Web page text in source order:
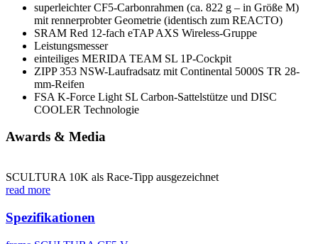
superleichter CF5-Carbonrahmen (ca. 822 g – in Größe M)
mit rennerprobter Geometrie (identisch zum REACTO)
SRAM Red 12-fach eTAP AXS Wireless-Gruppe
Leistungsmesser
einteiliges MERIDA TEAM SL 1P-Cockpit
ZIPP 353 NSW-Laufradsatz mit Continental 5000S TR 28-
mm-Reifen
FSA K-Force Light SL Carbon-Sattelstütze und DISC
COOLER Technologie
Awards & Media
SCULTURA 10K als Race-Tipp ausgezeichnet
read more
Spezifikationen